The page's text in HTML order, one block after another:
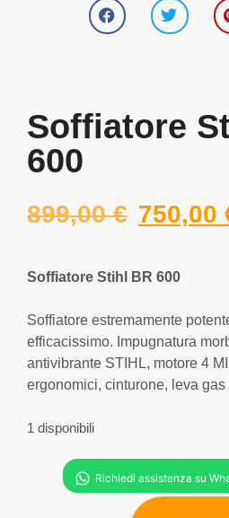
Soffiatore
600
899,00€ 750,00
Soffiatore Stihl BR 600
Soffiatore estremamente
efficacissimo. Impugnatura
antivibrante STIHL, motore 4
ergonomici, cinturone, leva
1 disponibili